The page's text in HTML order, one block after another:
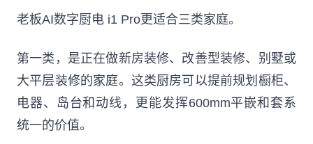
老板AI数字厨电 i1 Pro更适合三类家庭。
第一类，是正在做新房装修、改善型装修、别墅或
大平层装修的家庭。这类厨房可以提前规划橱柜、
电器、岛台和动线，更能发挥600mm平嵌和套系
统一的价值。